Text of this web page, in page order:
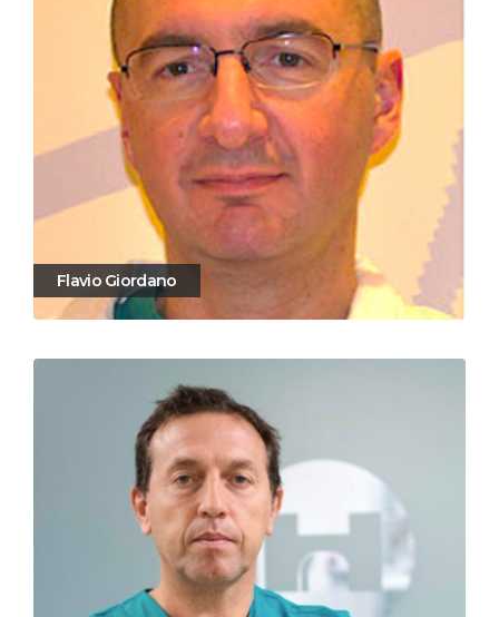
Flavio Giordano